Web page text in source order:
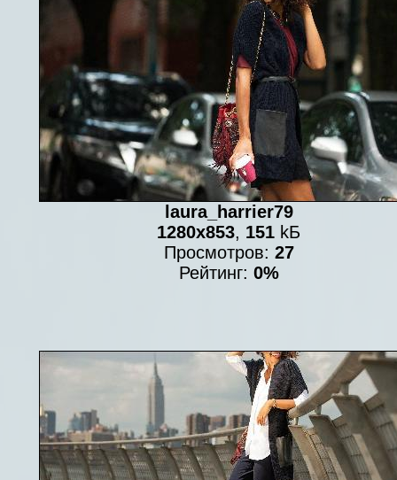
laura_harrier79
1280x853, 151 kБ
Просмотров: 27
Рейтинг: 0%